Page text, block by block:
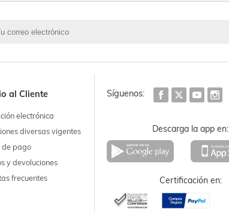
al Cliente
electrónica
diversas vigentes
de pago
y devoluciones
frecuentes
Síguenos:
Descarga la app en:
Certificación en: